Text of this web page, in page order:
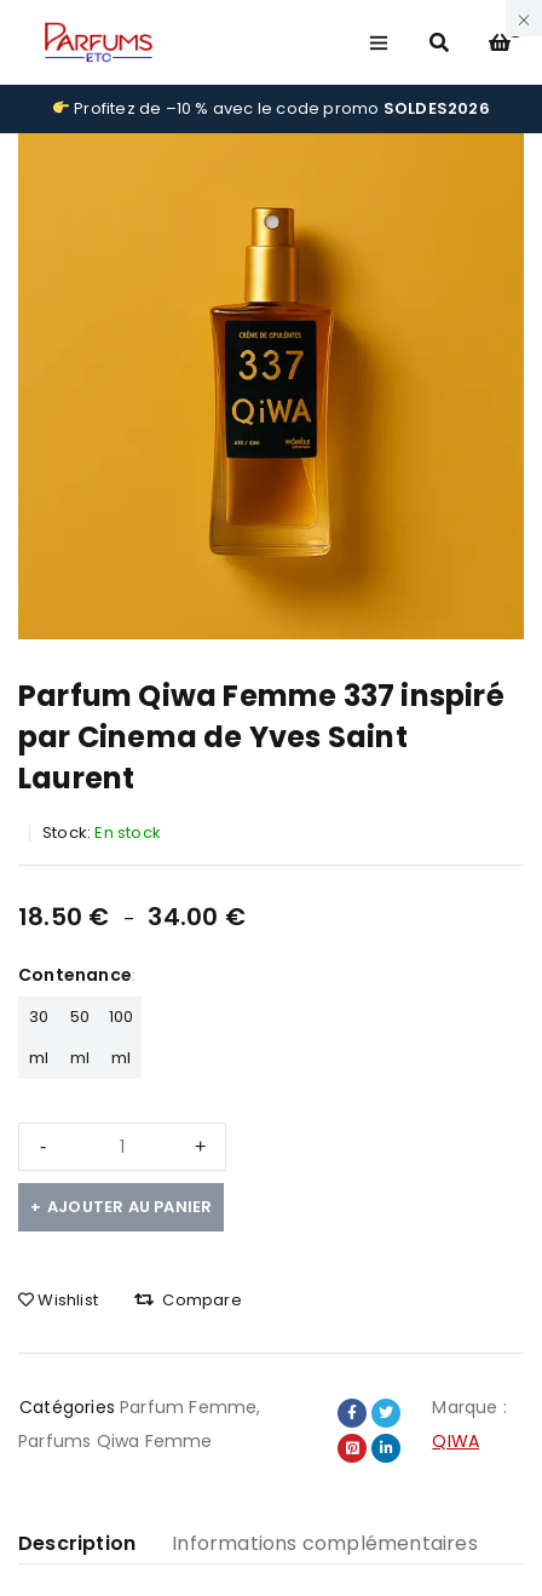
0
Profitez de –10 % avec le code promo SOLDES2026
Parfum Qiwa Femme 337 inspiré
par Cinema de Yves Saint
Laurent
Stock: En stock
18.50 € – 34.00 €
Contenance
30
ml
50
ml
100
ml
AJOUTER AU PANIER
Wishlist Compare
Catégories Parfum Femme,
Parfums Qiwa Femme
Marque :
QIWA
Description Informations complémentaires